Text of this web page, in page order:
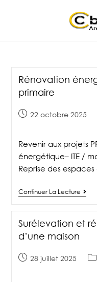
Rénovation
primaire
22 octobre 2025
Revenir aux projets
énergétique– ITE /
Reprise des espaces
Continuer La Lecture
Surélevation et
d’une maison
28 juillet 2025